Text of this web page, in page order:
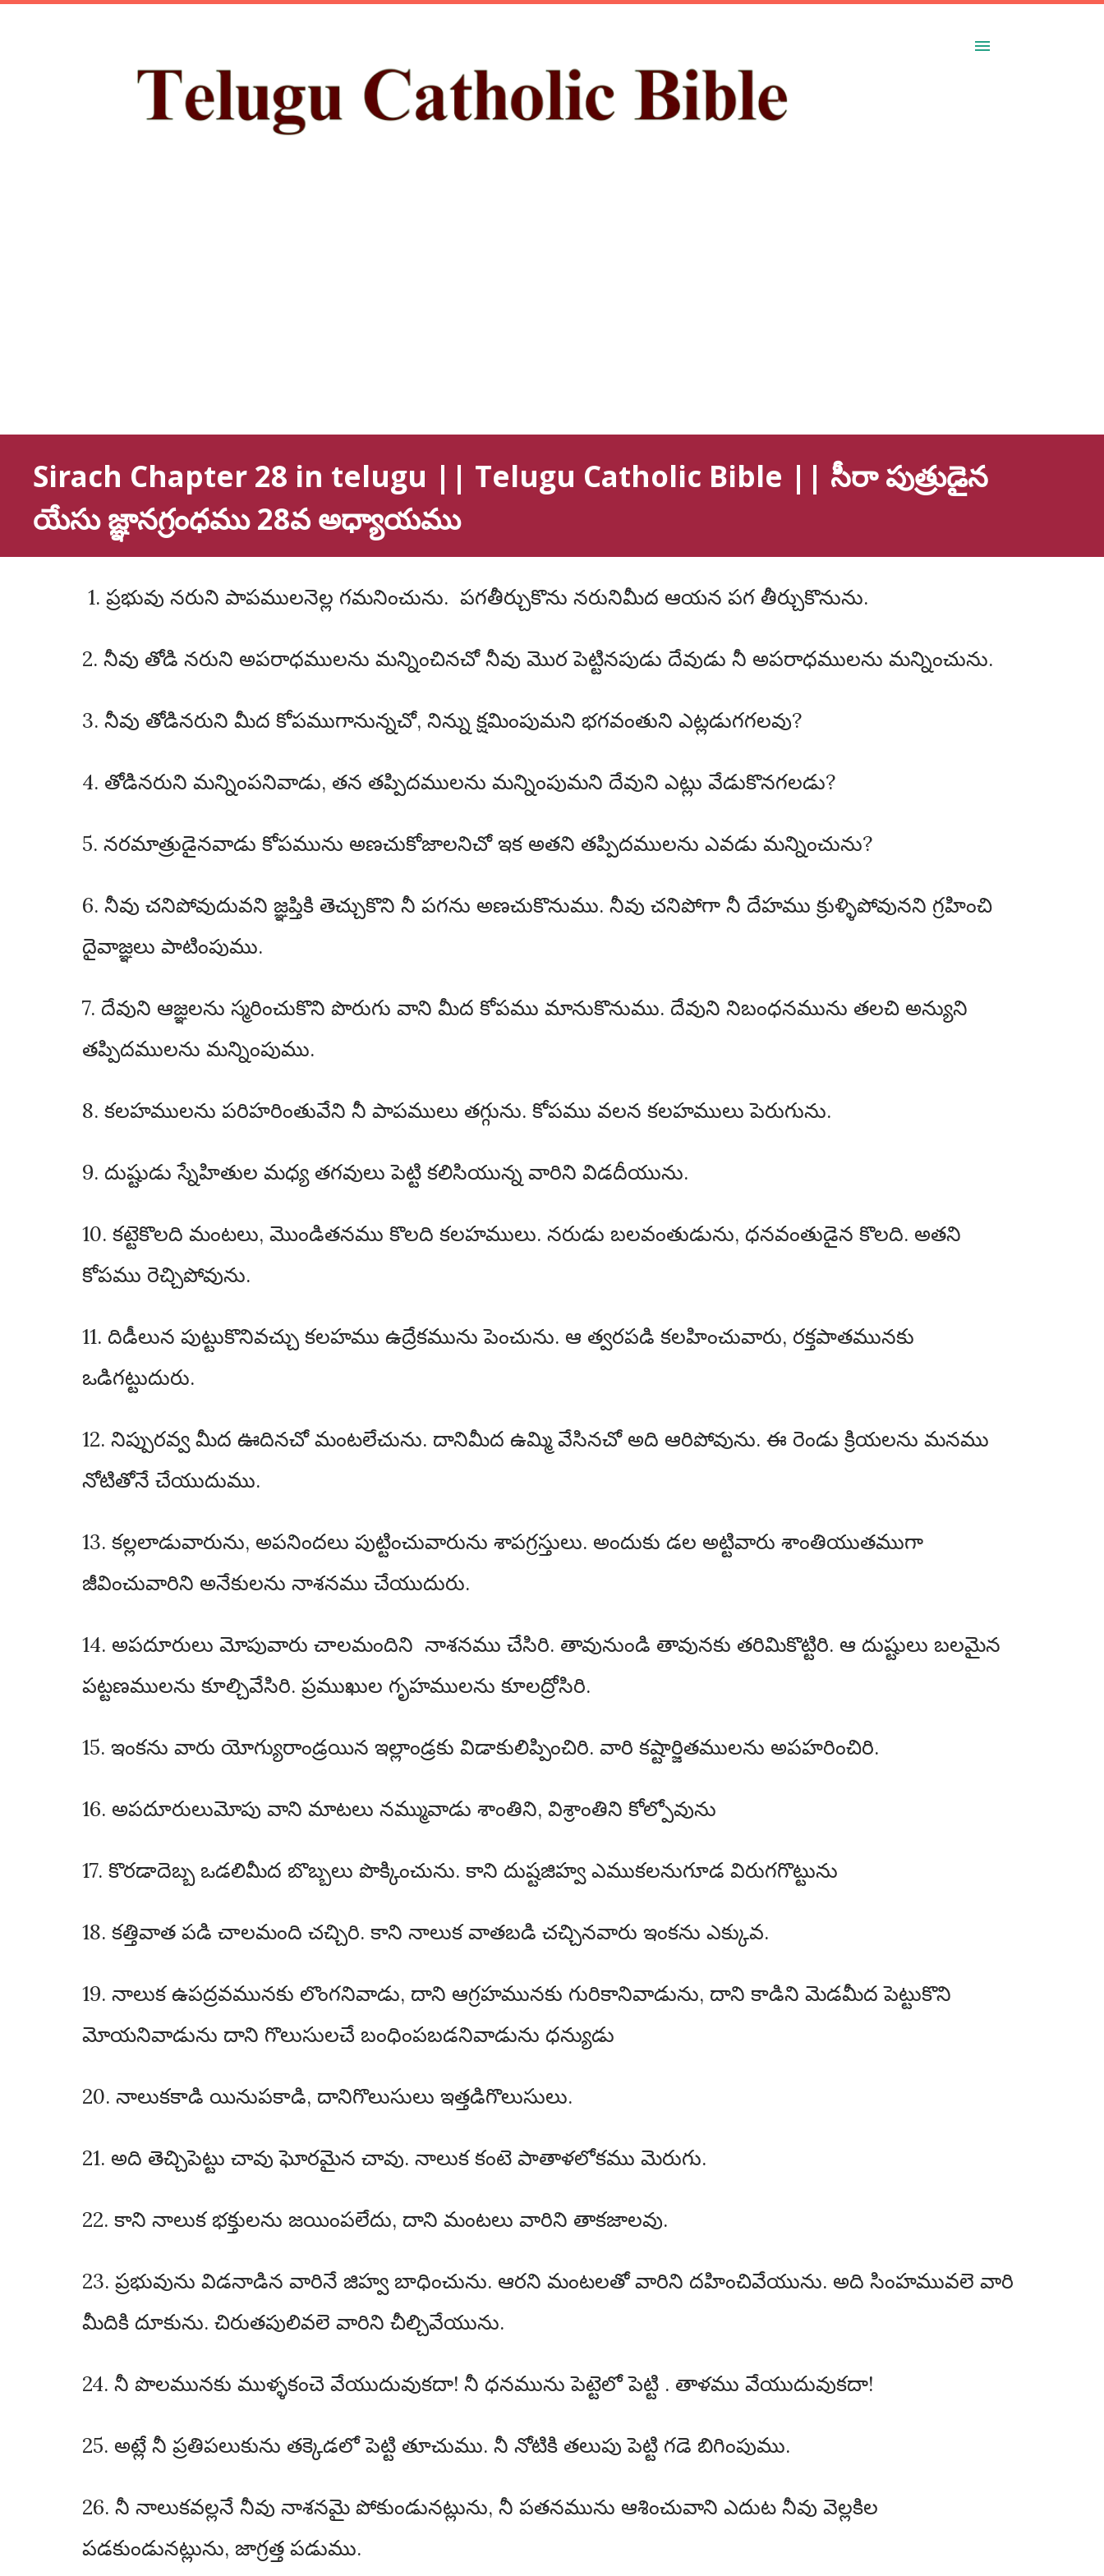
Sirach Chapter 28 in telugu || Telugu Catholic Bible || సీరా పుత్రుడైన
యేసు జ్ఞానగ్రంధము 28వ అధ్యాయము
1. ప్రభువు నరుని పాపములనెల్ల గమనించును. పగతీర్చుకొను నరునిమీద ఆయన పగ తీర్చుకొనును.
2. నీవు తోడి నరుని అపరాధములను మన్నించినచో నీవు మొర పెట్టినపుడు దేవుడు నీ అపరాధములను మన్నించును.
3. నీవు తోడినరుని మీద కోపముగానున్నచో, నిన్ను క్షమింపుమని భగవంతుని ఎట్లడుగగలవు?
4. తోడినరుని మన్నింపనివాడు, తన తప్పిదములను మన్నింపుమని దేవుని ఎట్లు వేడుకొనగలడు?
5. నరమాత్రుడైనవాడు కోపమును అణచుకోజాలనిచో ఇక అతని తప్పిదములను ఎవడు మన్నించును?
6. నీవు చనిపోవుదువని జ్ఞప్తికి తెచ్చుకొని నీ పగను అణచుకొనుము. నీవు చనిపోగా నీ దేహము క్రుళ్ళిపోవునని గ్రహించి
దైవాజ్ఞలు పాటింపుము.
7. దేవుని ఆజ్ఞలను స్మరించుకొని పొరుగు వాని మీద కోపము మానుకొనుము. దేవుని నిబంధనమును తలచి అన్యుని
తప్పిదములను మన్నింపుము.
8. కలహములను పరిహరింతువేని నీ పాపములు తగ్గును. కోపము వలన కలహములు పెరుగును.
9. దుష్టుడు స్నేహితుల మధ్య తగవులు పెట్టి కలిసియున్న వారిని విడదీయును.
10. కట్టెకొలది మంటలు, మొండితనము కొలది కలహములు. నరుడు బలవంతుడును, ధనవంతుడైన కొలది. అతని
కోపము రెచ్చిపోవును.
11. దిడీలున పుట్టుకొనివచ్చు కలహము ఉద్రేకమును పెంచును. ఆ త్వరపడి కలహించువారు, రక్తపాతమునకు
ఒడిగట్టుదురు.
12. నిప్పురవ్వ మీద ఊదినచో మంటలేచును. దానిమీద ఉమ్మి వేసినచో అది ఆరిపోవును. ఈ రెండు క్రియలను మనము
నోటితోనే చేయుదుము.
13. కల్లలాడువారును, అపనిందలు పుట్టించువారును శాపగ్రస్తులు. అందుకు డల అట్టివారు శాంతియుతముగా
జీవించువారిని అనేకులను నాశనము చేయుదురు.
14. అపదూరులు మోపువారు చాలమందిని నాశనము చేసిరి. తావునుండి తావునకు తరిమికొట్టిరి. ఆ దుష్టులు బలమైన
పట్టణములను కూల్చివేసిరి. ప్రముఖుల గృహములను కూలద్రోసిరి.
15. ఇంకను వారు యోగ్యురాండ్రయిన ఇల్లాండ్రకు విడాకులిప్పించిరి. వారి కష్టార్జితములను అపహరించిరి.
16. అపదూరులుమోపు వాని మాటలు నమ్మువాడు శాంతిని, విశ్రాంతిని కోల్పోవును
17. కొరడాదెబ్బ ఒడలిమీద బొబ్బలు పొక్కించును. కాని దుష్టజిహ్వ ఎముకలనుగూడ విరుగగొట్టును
18. కత్తివాత పడి చాలమంది చచ్చిరి. కాని నాలుక వాతబడి చచ్చినవారు ఇంకను ఎక్కువ.
19. నాలుక ఉపద్రవమునకు లొంగనివాడు, దాని ఆగ్రహమునకు గురికానివాడును, దాని కాడిని మెడమీద పెట్టుకొని
మోయనివాడును దాని గొలుసులచే బంధింపబడనివాడును ధన్యుడు
20. నాలుకకాడి యినుపకాడి, దానిగొలుసులు ఇత్తడిగొలుసులు.
21. అది తెచ్చిపెట్టు చావు ఘోరమైన చావు. నాలుక కంటె పాతాళలోకము మెరుగు.
22. కాని నాలుక భక్తులను జయింపలేదు, దాని మంటలు వారిని తాకజాలవు.
23. ప్రభువును విడనాడిన వారినే జిహ్వ బాధించును. ఆరని మంటలతో వారిని దహించివేయును. అది సింహమువలె వారి
మీదికి దూకును. చిరుతపులివలె వారిని చీల్చివేయును.
24. నీ పొలమునకు ముళ్ళకంచె వేయుదువుకదా! నీ ధనమును పెట్టెలో పెట్టి . తాళము వేయుదువుకదా!
25. అట్లే నీ ప్రతిపలుకును తక్కెడలో పెట్టి తూచుము. నీ నోటికి తలుపు పెట్టి గడె బిగింపుము.
26. నీ నాలుకవల్లనే నీవు నాశనమై పోకుండునట్లును, నీ పతనమును ఆశించువాని ఎదుట నీవు వెల్లకిల
పడకుండునట్లును, జాగ్రత్త పడుము.